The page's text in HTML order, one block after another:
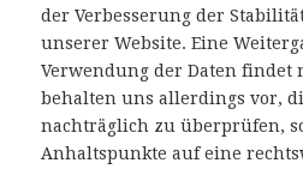
der Verbesserung der
unserer Website. Eine
Verwendung der Daten findet
behalten uns allerdings vor,
nachträglich zu überprüfen,
Anhaltspunkte auf eine